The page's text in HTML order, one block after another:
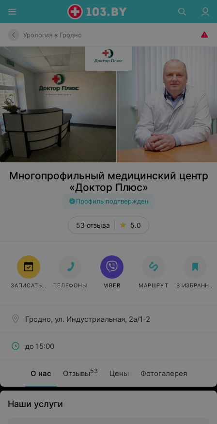
Урология в Гродно
Многопрофильный медицинский центр
«Доктор Плюс»
Профиль подтвержден
53 отзыва 5.0
О нас Отзывы53 Цены Фотогалерея
Гродно, ул. Индустриальная, 2а/1-2
до 15:00
ЗАПИСАТЬСЯ ТЕЛЕФОНЫ VIBER МАРШРУТ В ИЗБРАННОЕ
Наши услуги